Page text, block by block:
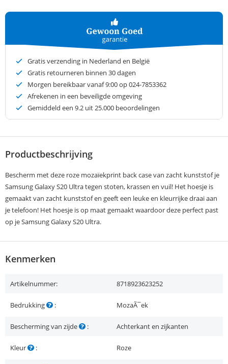
Gratis verzending in Nederland en België
Gratis retourneren binnen 30 dagen
Morgen bereikbaar vanaf 9:00 op 024-7853362
Afrekenen in een beveiligde omgeving
Gemiddeld een 9.2 uit 25.000 beoordelingen
Productbeschrijving
Bescherm met deze roze mozaïekprint back case van zacht kunststof je
Samsung Galaxy S20 Ultra tegen stoten, krassen en vuil! Het hoesje is
gemaakt van zacht kunststof en geeft een leuke en kleurrijke draai aan
je telefoon! Het hoesje is op maat gemaakt waardoor deze perfect past
op je Samsung Galaxy S20 Ultra.
Kenmerken
Artikelnummer: 8718923623252
Bedrukking : MozaÃ¯ek
Bescherming van zijde : Achterkant en zijkanten
Kleur : Roze